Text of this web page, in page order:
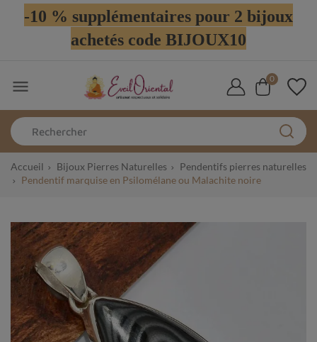
-10 % supplémentaires pour 2 bijoux
achetés code BIJOUX10
 0
Accueil Bijoux Pierres Naturelles
Pendentifs pierres naturelles
Pendentif marquise en Psilomélane ou Malachite noire